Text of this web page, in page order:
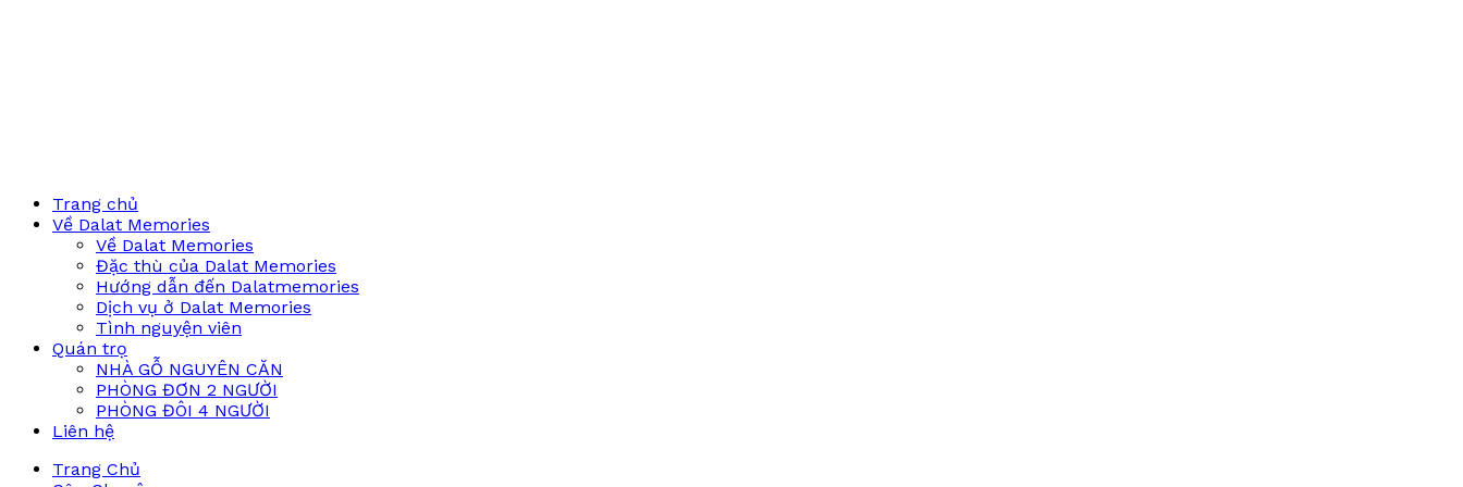
Trang chủ
Về Dalat Memories
Về Dalat Memories
Đặc thù của Dalat Memories
Hướng dẫn đến Dalatmemories
Dịch vụ ở Dalat Memories
Tình nguyện viên
Quán trọ
NHÀ GỖ NGUYÊN CĂN
PHÒNG ĐƠN 2 NGƯỜI
PHÒNG ĐÔI 4 NGƯỜI
Liên hệ
Trang Chủ